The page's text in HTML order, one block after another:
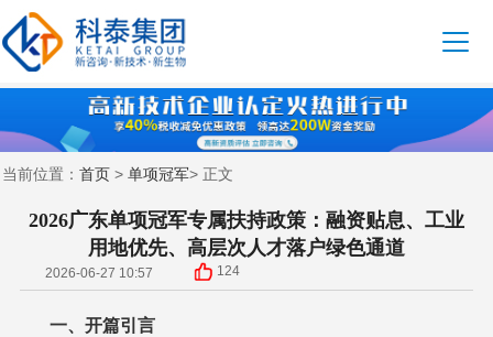
当前位置： 首页 > 单项冠军> 正文
2026广东单项冠军专属扶持政策：融资贴息、工业
用地优先、高层次人才落户绿色通道
2026-06-27 10:57 124
一、开篇引言